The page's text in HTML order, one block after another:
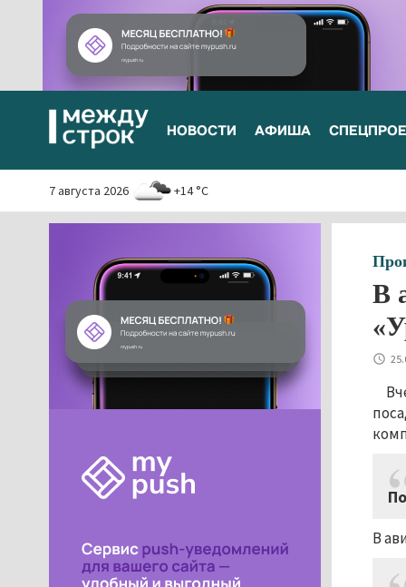
НОВОСТИ АФИША
7 августа 2026 +14 °C
В
В